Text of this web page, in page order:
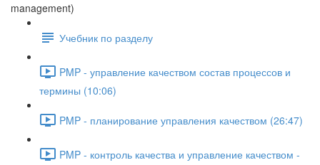
management)
Учебник по разделу
PMP - управление качеством состав процессов и
термины (10:06)
PMP - планирование управления качеством (26:47)
PMP - контроль качества и управление качеством -